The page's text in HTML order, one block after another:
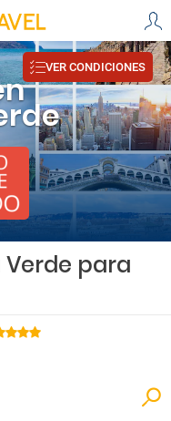
VER CONDICIONES
Verde para